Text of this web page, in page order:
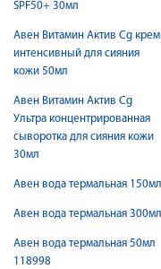
SPF50+ 30мл
Авен Витамин Актив Cg крем
интенсивный для сияния
кожи 50мл
Авен Витамин Актив Cg
Ультра концентрированная
сыворотка для сияния кожи
30мл
Авен вода термальная 150мл
Авен вода термальная 300мл
Авен вода термальная 50мл
118998